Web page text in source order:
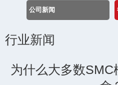
公司新闻
行业新闻
为什么大多数